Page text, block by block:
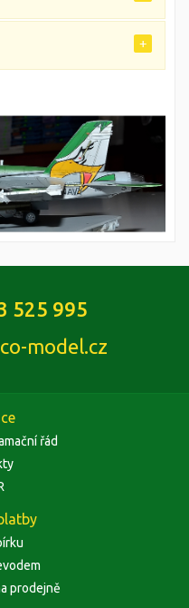
525 995
model.cz
řád
prodejně